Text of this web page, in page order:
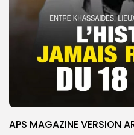
APS MAGAZINE VERSION